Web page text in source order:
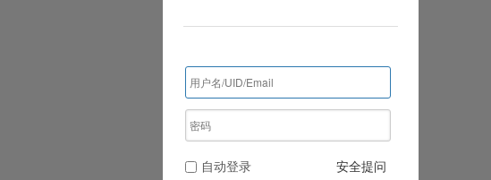
自动登录 安全提问